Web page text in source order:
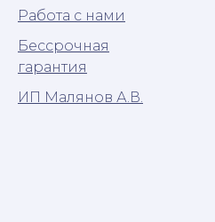
Работа с нами
Бессрочная
гарантия
ИП Малянов А.В.